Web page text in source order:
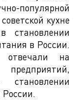
популярной
кухне
становлении
в России.
отвечали на
России.